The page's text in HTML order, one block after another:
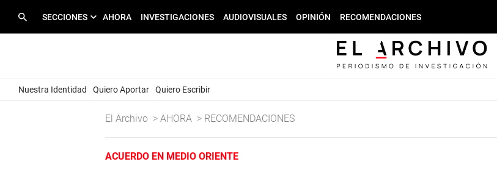
SECCIONES AHORA INVESTIGACIONES AUDIOVISUALES OPINIÓN RECOMENDACIONES
Nuestra Identidad Quiero Aportar Quiero Escribir
El Archivo > AHORA > RECOMENDACIONES
ACUERDO EN MEDIO ORIENTE